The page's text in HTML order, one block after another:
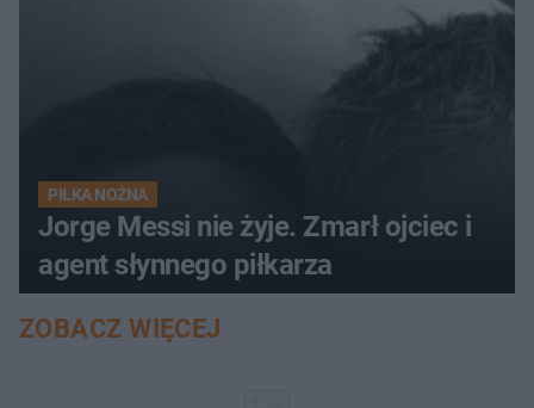
PIŁKA NOŻNA
Jorge Messi nie żyje. Zmarł ojciec i
agent słynnego piłkarza
ZOBACZ WIĘCEJ